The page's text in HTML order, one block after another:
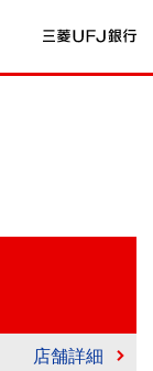
店舗詳細